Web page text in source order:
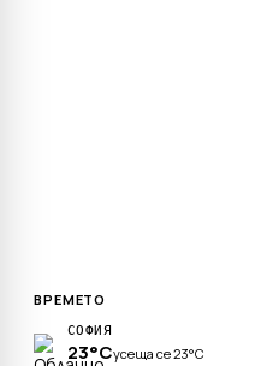
ВРЕМЕТО
СОФИЯ
23°Cусеща се 23°C